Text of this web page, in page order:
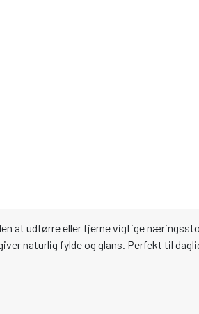
at udtørre eller fjerne vigtige
naturlig fylde og glans. Perfekt til